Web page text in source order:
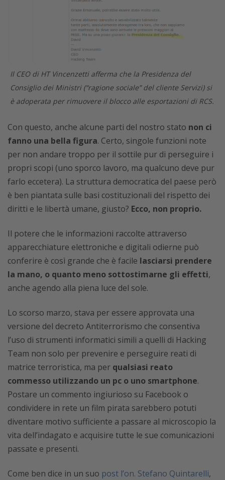
Il CEO di HT Vincenzetti afferma che la Presidenza del
Consiglio dei Ministri (“ragione sociale” del cliente Servizi) si
è adoperata per rimuovere il blocco alle esportazioni di RCS.
Con questo, anche alcune parti del nostro stato non ci
fanno una bella figura. Certo, singole funzioni note
per non andare troppo per il sottile pur di perseguire i
propri scopi (uno sporco lavoro, ma qualcuno deve pur
farlo eccetera). La struttura democratica del paese però
è ben piantata sulle basi costituzionali del rispetto dei
diritti e le libertà umane, giusto? Ecco, non proprio.
Il potere che le informazioni raccolte attraverso
apparecchiature elettroniche e digitali odierne può
conferire è così grande che è facile lasciarsi prendere
la mano, o quanto meno sottostimarne gli effetti,
anche agendo alla piena luce del sole.
Lo scorso marzo, stava per essere approvata una
versione del decreto Antiterrorismo che consentiva
l’uso di strumenti informatici simili a quelli di Hacking
Team non solo per prevenire e perseguire reati di
matrice terroristica, ma per qualsiasi reato
commesso utilizzando un pc o uno smartphone.
Postare un commento ingiurioso su Facebook o
condividere in rete un film pirata sarebbero potuti
diventare motivo sufficiente a passare al microscopio la
vita dell’indagato e acquisire tutte le sue comunicazioni
passate e presenti.
Come ben dice in un suo post l’on. Stefano Quintarelli,